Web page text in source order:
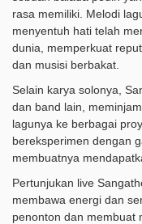
rasa memiliki. Melodi
menyentuh hati telah
dunia, memperkuat
dan musisi berbakat.
Selain karya solonya,
dan band lain,
lagunya ke berbagai
bereksperimen dengan
membuatnya
Pertunjukan live
membawa energi dan
penonton dan membuat